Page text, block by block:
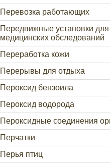
Перевозка работающих
Передвижные установки для
медицинских обследований
Переработка кожи
Перерывы для отдыха
Пероксид бензоила
Пероксид водорода
Пероксидные соединения
Перчатки
Перья птиц